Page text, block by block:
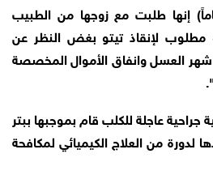
الزوجة كلير (26 عاماً) إنها طلبت مع زوجها من الطبيب
لإنقاذ تيتو بغض النظر عن
شهر العسل وانفاق الأموال المخصصة
عاجلة للكلب قام بموجبها ببتر
لدورة من العلاج الكيميائي لمكافحة